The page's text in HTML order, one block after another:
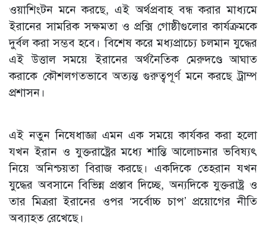
ওয়াশিংটন মনে করছে, এই অর্থপ্রবাহ বন্ধ করার মাধ্যমে
ইরানের সামরিক সক্ষমতা ও প্রক্সি গোষ্ঠীগুলোর কার্যক্রমকে
দুর্বল করা সম্ভব হবে। বিশেষ করে মধ্যপ্রাচ্যে চলমান যুদ্ধের
এই উত্তাল সময়ে ইরানের অর্থনৈতিক মেরুদণ্ডে আঘাত
করাকে কৌশলগতভাবে অত্যন্ত গুরুত্বপূর্ণ মনে করছে ট্রাম্প
প্রশাসন।
এই নতুন নিষেধাজ্ঞা এমন এক সময়ে কার্যকর করা হলো
যখন ইরান ও যুক্তরাষ্ট্রের মধ্যে শান্তি আলোচনার ভবিষ্যৎ
নিয়ে অনিশ্চয়তা বিরাজ করছে। একদিকে তেহরান যখন
যুদ্ধের অবসানে বিভিন্ন প্রস্তাব দিচ্ছে, অন্যদিকে যুক্তরাষ্ট্র ও
তার মিত্ররা ইরানের ওপর ‘সর্বোচ্চ চাপ’ প্রয়োগের নীতি
অব্যাহত রেখেছে।